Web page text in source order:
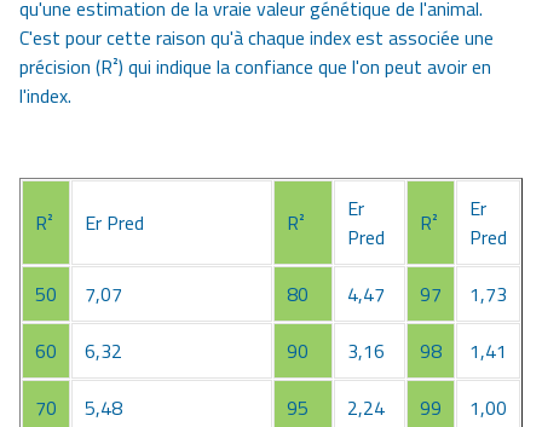
qu'une estimation de la vraie valeur génétique de l'animal.
C'est pour cette raison qu'à chaque index est associée une
précision (R²) qui indique la confiance que l'on peut avoir en
l'index.
R² Er Pred R²
Er
Pred
R²
Er
Pred
50
7,07 80 4,47 97
1,73
60
6,32 90 3,16 98
1,41
70
5,48 95 2,24 99 1,00